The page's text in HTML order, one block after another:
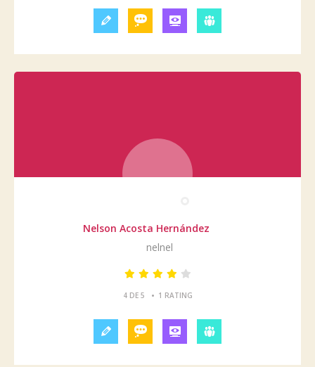
Nelson Acosta Hernández
nelnel
4 DE 5 • 1 RATING